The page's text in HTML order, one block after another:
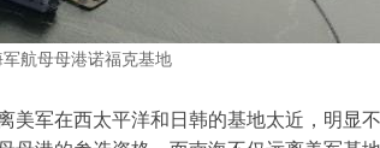
军航母母港诺福克基地
美军在西太平洋和日韩的基地太近，明显